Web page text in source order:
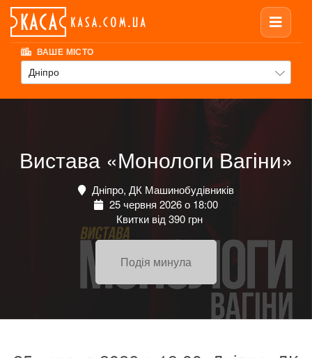
ВАШЕ МІСТО
Дніпро
Вистава «Монологи Вагіни»
Дніпро, ДК Машинобудівників
25 червня 2026 о 18:00
Квитки від 390 грн
Подія минула